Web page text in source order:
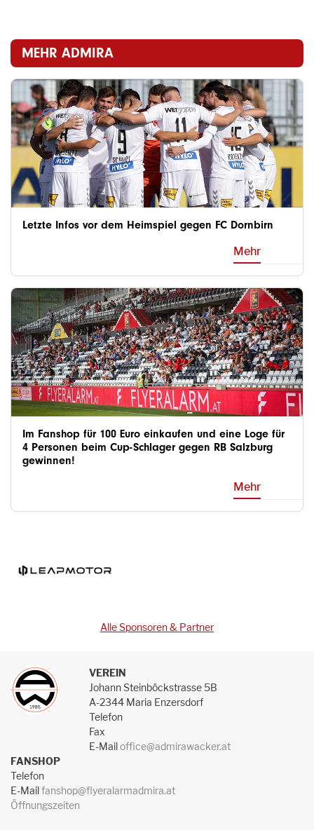
MEHR ADMIRA
Letzte Infos vor dem Heimspiel gegen FC Dornbirn
Mehr
Im Fanshop für 100 Euro einkaufen und eine Loge für
4 Personen beim Cup-Schlager gegen RB Salzburg
gewinnen!
Mehr
Alle Sponsoren & Partner
VEREIN
Johann Steinböckstrasse 5B
A-2344 Maria Enzersdorf
Telefon
Fax
E-Mailoffice@admirawacker.at
FANSHOP
Telefon
E-Mailfanshop@flyeralarmadmira.at
Öffnungszeiten